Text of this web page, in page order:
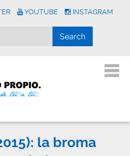
YOUTUBE INSTAGRAM
la broma